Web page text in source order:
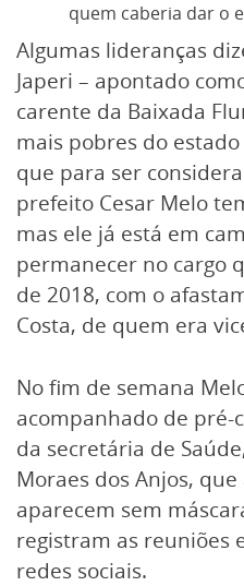
quem caberia dar o
Algumas lideranças
Japeri – apontado
carente da Baixada
mais pobres do estado
que para ser
prefeito Cesar Melo
mas ele já está em
permanecer no cargo
de 2018, com o
Costa, de quem era
No fim de semana
acompanhado de pré-
da secretária de
Moraes dos Anjos,
aparecem sem
registram as reuniões
redes sociais.